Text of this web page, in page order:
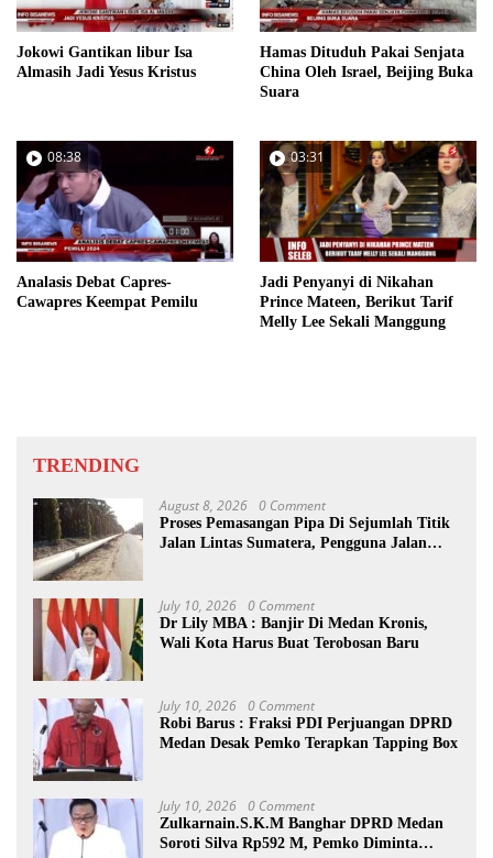
Jokowi Gantikan libur Isa
Almasih Jadi Yesus Kristus
Hamas Dituduh Pakai Senjata
China Oleh Israel, Beijing Buka
Suara
08:38
Analasis Debat Capres-
Cawapres Keempat Pemilu
03:31
Jadi Penyanyi di Nikahan
Prince Mateen, Berikut Tarif
Melly Lee Sekali Manggung
TRENDING
August 8, 2026 0 Comment
Proses Pemasangan Pipa Di Sejumlah Titik
Jalan Lintas Sumatera, Pengguna Jalan
July 10, 2026 0 Comment
Dr Lily MBA : Banjir Di Medan Kronis,
Wali Kota Harus Buat Terobosan Baru
July 10, 2026 0 Comment
Robi Barus : Fraksi PDI Perjuangan DPRD
Medan Desak Pemko Terapkan Tapping Box
July 10, 2026 0 Comment
Zulkarnain.S.K.M Banghar DPRD Medan
Soroti Silva Rp592 M, Pemko Diminta